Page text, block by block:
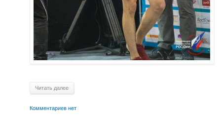
Читать далее
Комментариев нет